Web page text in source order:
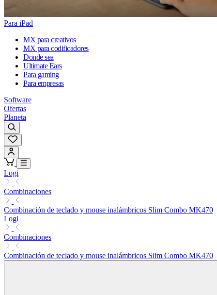
Para iPad
MX para creativos
MX para codificadores
Donde sea
Ultimate Ears
Para gaming
Para empresas
Software
Ofertas
Planeta
Logi
Combinaciones
Combinación de teclado y mouse inalámbricos Slim Combo MK470
Logi
Combinaciones
Combinación de teclado y mouse inalámbricos Slim Combo MK470